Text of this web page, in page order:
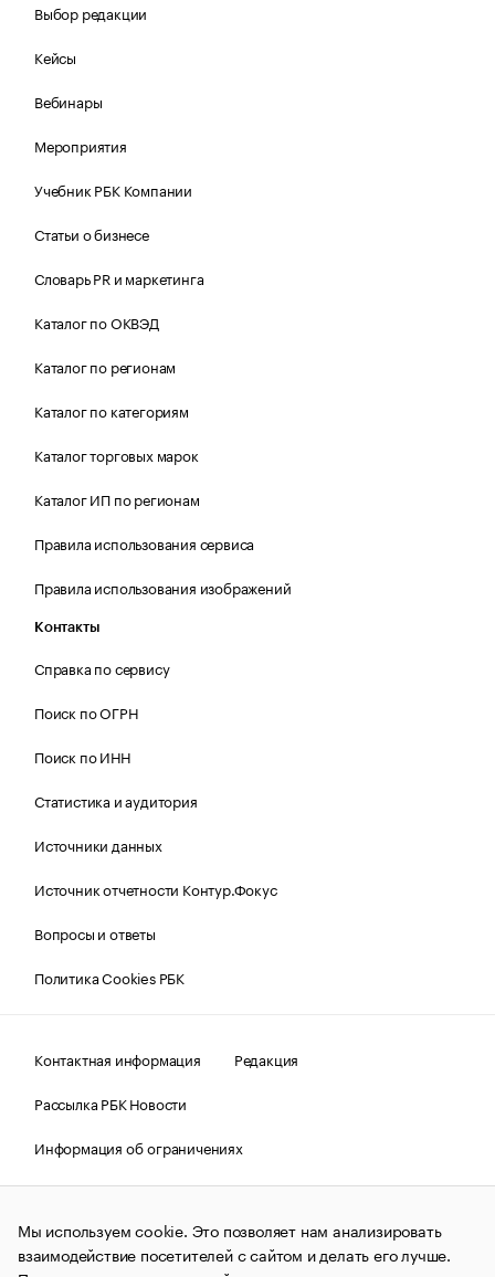
Выбор редакции
Кейсы
Вебинары
Мероприятия
Учебник РБК Компании
Статьи о бизнесе
Словарь PR и маркетинга
Каталог по ОКВЭД
Каталог по регионам
Каталог по категориям
Каталог торговых марок
Каталог ИП по регионам
Правила использования сервиса
Правила использования изображений
Контакты
Справка по сервису
Поиск по ОГРН
Поиск по ИНН
Статистика и аудитория
Источники данных
Источник отчетности Контур.Фокус
Вопросы и ответы
Политика Cookies РБК
Контактная информация
Редакция
Рассылка РБК Новости
Информация об ограничениях
Правовая информация
О соблюдении авторских прав
© АО «РОСБИЗНЕСКОНСАЛТИНГ»,1995–2026.Сообщения
и материалы информационного агентства «РБК»
(зарегистрировано Федеральной службой по надзору в сфере
Мы используем cookie. Это позволяет нам анализировать
взаимодействие посетителей с сайтом и делать его лучше.